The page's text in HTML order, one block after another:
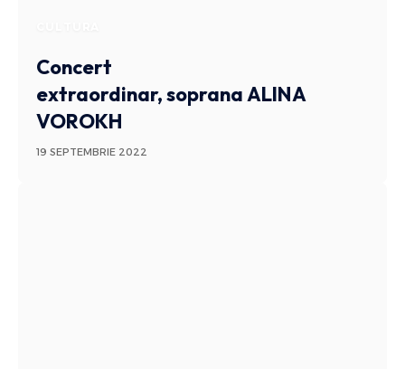
Concert
extraordinar, soprana ALINA
VOROKH
19 SEPTEMBRIE 2022